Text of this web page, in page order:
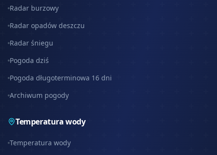
Radar burzowy
Radar opadów deszczu
Radar śniegu
Pogoda dziś
Pogoda długoterminowa 16 dni
Archiwum pogody
Temperatura wody
Temperatura wody